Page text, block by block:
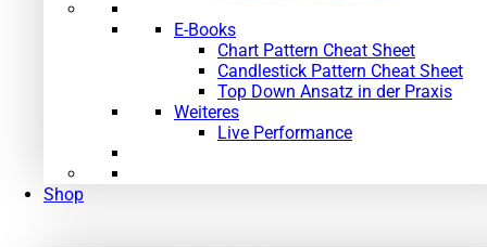
E-Books
Chart Pattern Cheat Sheet
Candlestick Pattern Cheat Sheet
Top Down Ansatz in der Praxis
Weiteres
Live Performance
Shop